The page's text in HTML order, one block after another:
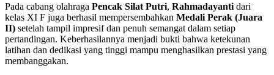
Pada cabang olahraga Pencak Silat Putri, Rahmadayanti dari
kelas XI F juga berhasil mempersembahkan Medali Perak (Juara
II) setelah tampil impresif dan penuh semangat dalam setiap
pertandingan. Keberhasilannya menjadi bukti bahwa ketekunan
latihan dan dedikasi yang tinggi mampu menghasilkan prestasi yang
membanggakan.